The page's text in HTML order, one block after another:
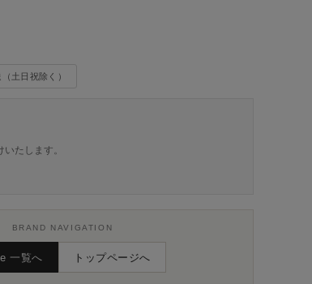
土日祝除く）
たします。
BRAND NAVIGATION
一覧へ トップページへ